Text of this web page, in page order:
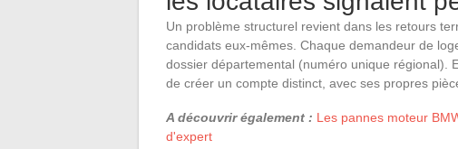
Un problème structurel revient dans les retours
candidats eux-mêmes. Chaque demandeur de
dossier départemental (numéro unique régional).
de créer un compte distinct, avec ses propres
A découvrir également : Les pannes moteur
d'expert